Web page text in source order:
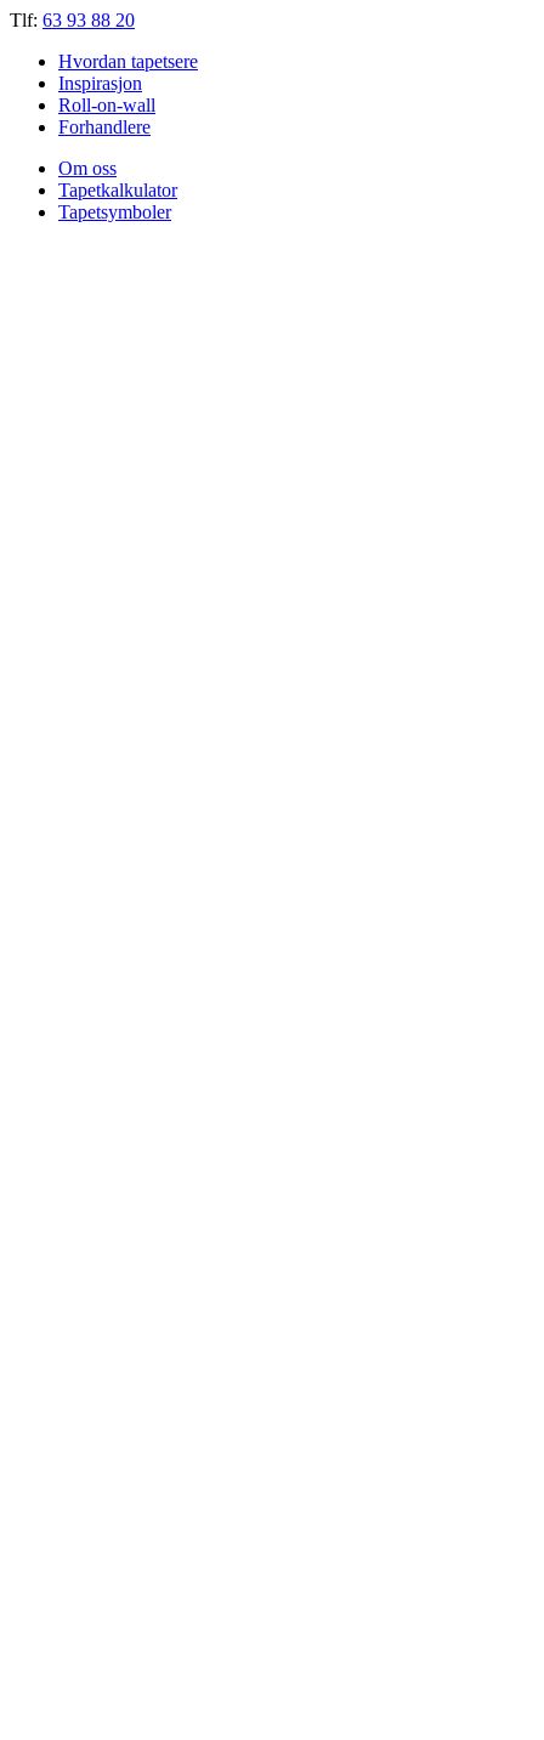
Tlf: 63 93 88 20
Hvordan tapetsere
Inspirasjon
Roll-on-wall
Forhandlere
Om oss
Tapetkalkulator
Tapetsymboler